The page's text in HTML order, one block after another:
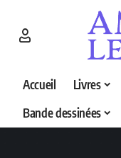
Accueil Livres
Bande dessinées